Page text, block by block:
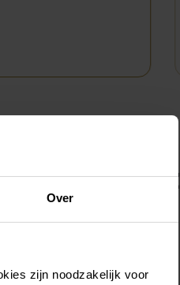
Over
zijn noodzakelijk voor
vous chez
tourne autour de vous.